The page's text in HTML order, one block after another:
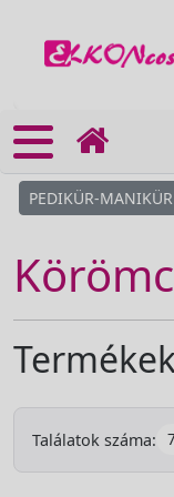
PEDIKÜR-MANIKÜR
Találatok száma: